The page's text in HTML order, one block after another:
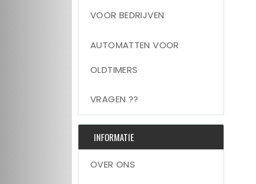
VOOR BEDRIJVEN
AUTOMATTEN VOOR
OLDTIMERS
VRAGEN ??
INFORMATIE
OVER ONS